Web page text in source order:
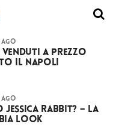
ago
venduti a prezzo
il Napoli
ago
Rabbit? – la
look